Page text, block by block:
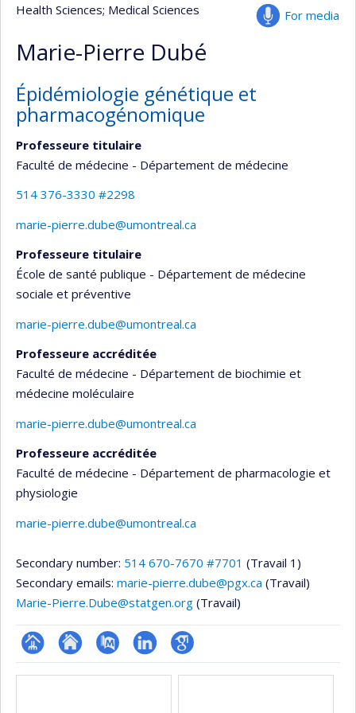
For media
Health Sciences; Medical Sciences
Marie-Pierre Dubé
Épidémiologie génétique et
pharmacogénomique
Professeure titulaire
Faculté de médecine - Département de médecine
514 376-3330 #2298
marie-pierre.dube@umontreal.ca
Professeure titulaire
École de santé publique - Département de médecine
sociale et préventive
marie-pierre.dube@umontreal.ca
Professeure accréditée
Faculté de médecine - Département de biochimie et
médecine moléculaire
marie-pierre.dube@umontreal.ca
Professeure accréditée
Faculté de médecine - Département de pharmacologie et
physiologie
marie-pierre.dube@umontreal.ca
Secondary number: 514 670-7670 #7701 (Travail 1)
Secondary emails: marie-pierre.dube@pgx.ca (Travail)
Marie-Pierre.Dube@statgen.org (Travail)
Page Site
PubMedLinkedInGoogle
Media